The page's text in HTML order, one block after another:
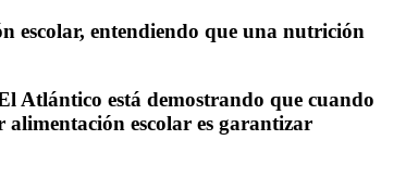
escolar, entendiendo que una nutrición
Atlántico está demostrando que cuando
escolar es garantizar